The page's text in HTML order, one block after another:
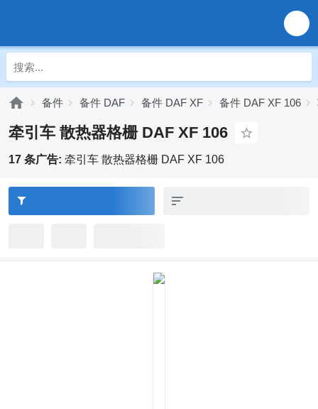
备件 备件 DAF 备件 DAF XF 备件 DAF XF 106
牵引车 散热器格栅 DAF XF 106
17 条广告: 牵引车 散热器格栅 DAF XF 106